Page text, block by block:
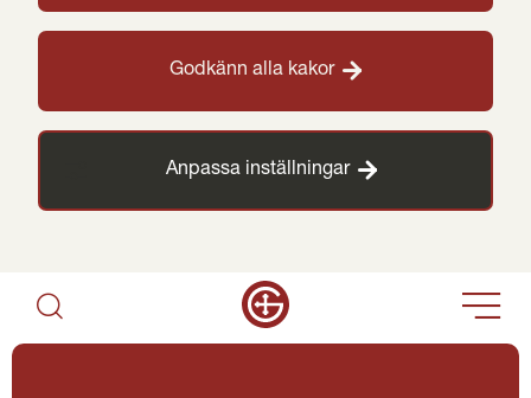
Godkänn alla kakor
Anpassa inställningar